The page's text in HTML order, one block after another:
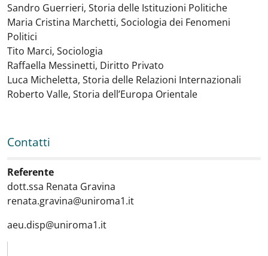
Sandro Guerrieri, Storia delle Istituzioni Politiche
Maria Cristina Marchetti, Sociologia dei Fenomeni
Politici
Tito Marci, Sociologia
Raffaella Messinetti, Diritto Privato
Luca Micheletta, Storia delle Relazioni Internazionali
Roberto Valle, Storia dell’Europa Orientale
Contatti
Referente
dott.ssa Renata Gravina
renata.gravina@uniroma1.it
aeu.disp@uniroma1.it